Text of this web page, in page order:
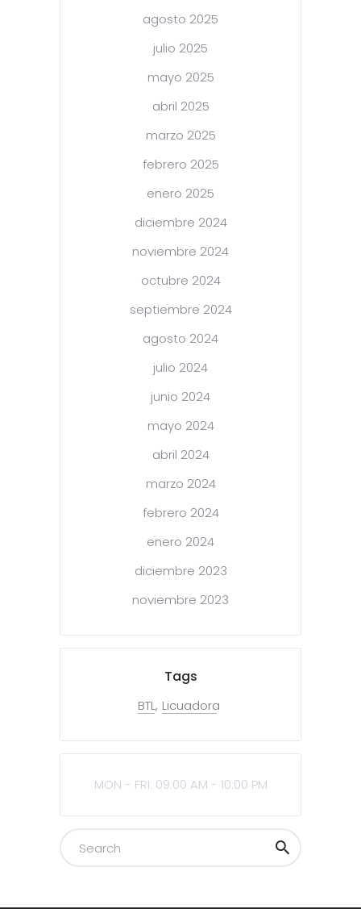
agosto 2025
julio 2025
mayo 2025
abril 2025
marzo 2025
febrero 2025
enero 2025
diciembre 2024
noviembre 2024
octubre 2024
septiembre 2024
agosto 2024
julio 2024
junio 2024
mayo 2024
abril 2024
marzo 2024
febrero 2024
enero 2024
diciembre 2023
noviembre 2023
Tags
BTL Licuadora
MON - FRI: 09:00 AM - 10:00 PM